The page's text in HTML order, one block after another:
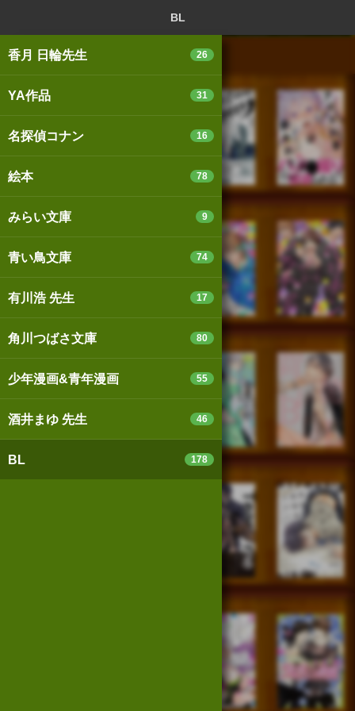
BL
香月 日輪先生 26
YA作品 31
名探偵コナン 16
絵本 78
みらい文庫 9
青い鳥文庫 74
有川浩 先生 17
角川つばさ文庫 80
少年漫画&青年漫画 55
酒井まゆ 先生 46
BL 178
パソコン版
個人情報保護基本方針
Cookie等の利用に関するガイドライン
サイトアクセス情報の取得について
法人・プレスお問い合わせ 運営会社
※本サイトはアフィリエイトプログラムによる収益を得ていま